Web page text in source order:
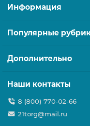
Информация
Популярные
Дополнительно
Наши контакты
8 (800) 770-02-66
21torg@mail.ru